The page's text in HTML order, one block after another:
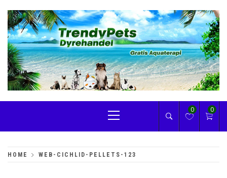
content
TRENDYPETS
Menu
0 0
HOME WEB-CICHLID-PELLETS-123